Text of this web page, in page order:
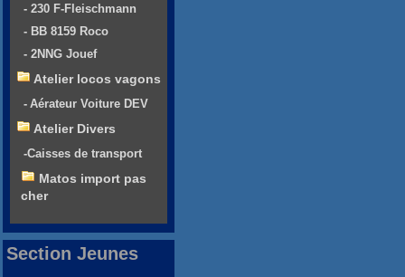
- 230 F-Fleischmann
- BB 8159 Roco
- 2NNG Jouef
Atelier locos vagons
- Aérateur Voiture DEV
Atelier Divers
-Caisses de transport
Matos import pas
cher
Section Jeunes